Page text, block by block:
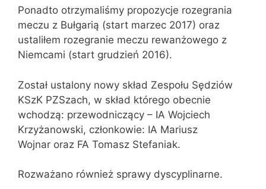
Ponadto otrzymaliśmy propozycje rozegrania
meczu z Bułgarią (start marzec 2017) oraz
ustaliłem rozegranie meczu rewanżowego z
Niemcami (start grudzień 2016).
Został ustalony nowy skład Zespołu Sędziów
KSzK PZSzach, w skład którego obecnie
wchodzą: przewodniczący – IA Wojciech
Krzyżanowski, członkowie: IA Mariusz
Wojnar oraz FA Tomasz Stefaniak.
Rozważano również sprawy dyscyplinarne.